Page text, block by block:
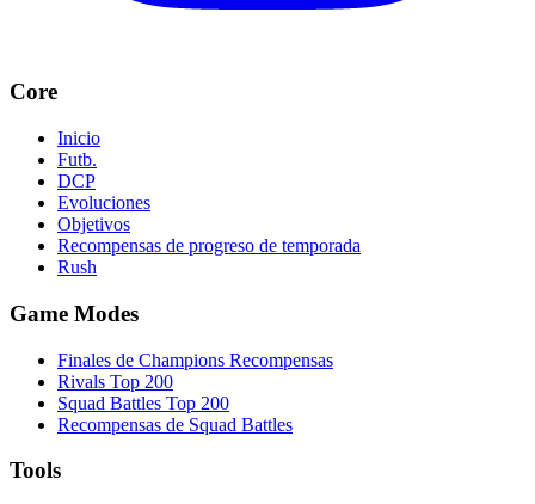
Core
Inicio
Futb.
DCP
Evoluciones
Objetivos
Recompensas de progreso de temporada
Rush
Game Modes
Finales de Champions Recompensas
Rivals Top 200
Squad Battles Top 200
Recompensas de Squad Battles
Tools